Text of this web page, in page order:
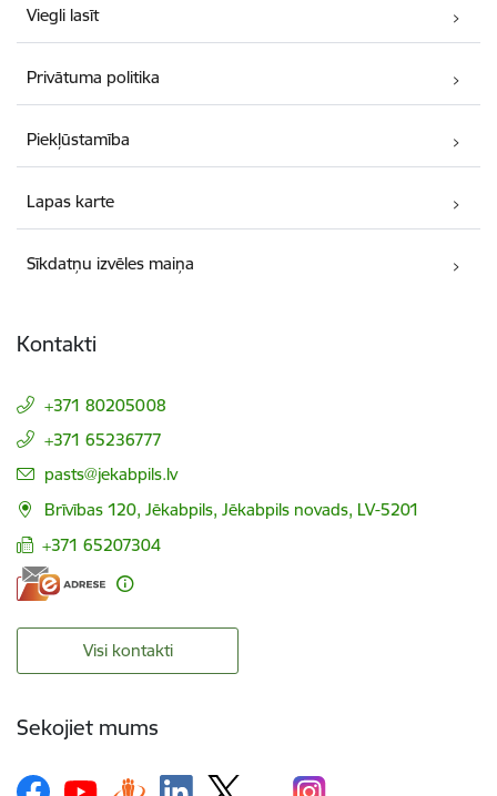
Viegli lasīt
Privātuma politika
Piekļūstamība
Lapas karte
Sīkdatņu izvēles maiņa
Kontakti
+371 80205008
+371 65236777
E-pasts:
pasts@jekabpils.lv
Brīvības 120, Jēkabpils, Jēkabpils novads, LV-5201
+371 65207304
Visi kontakti
Sekojiet mums